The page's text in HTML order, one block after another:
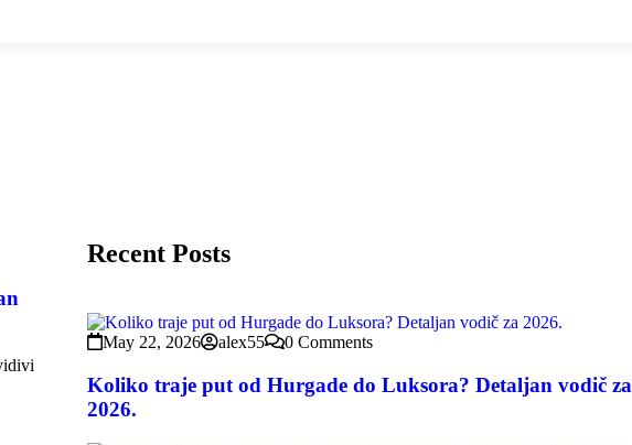
Recent Posts
May 22, 2026 alex55 0 Comments
Koliko traje put od Hurgade do Luksora? Detaljan vodič za
2026.